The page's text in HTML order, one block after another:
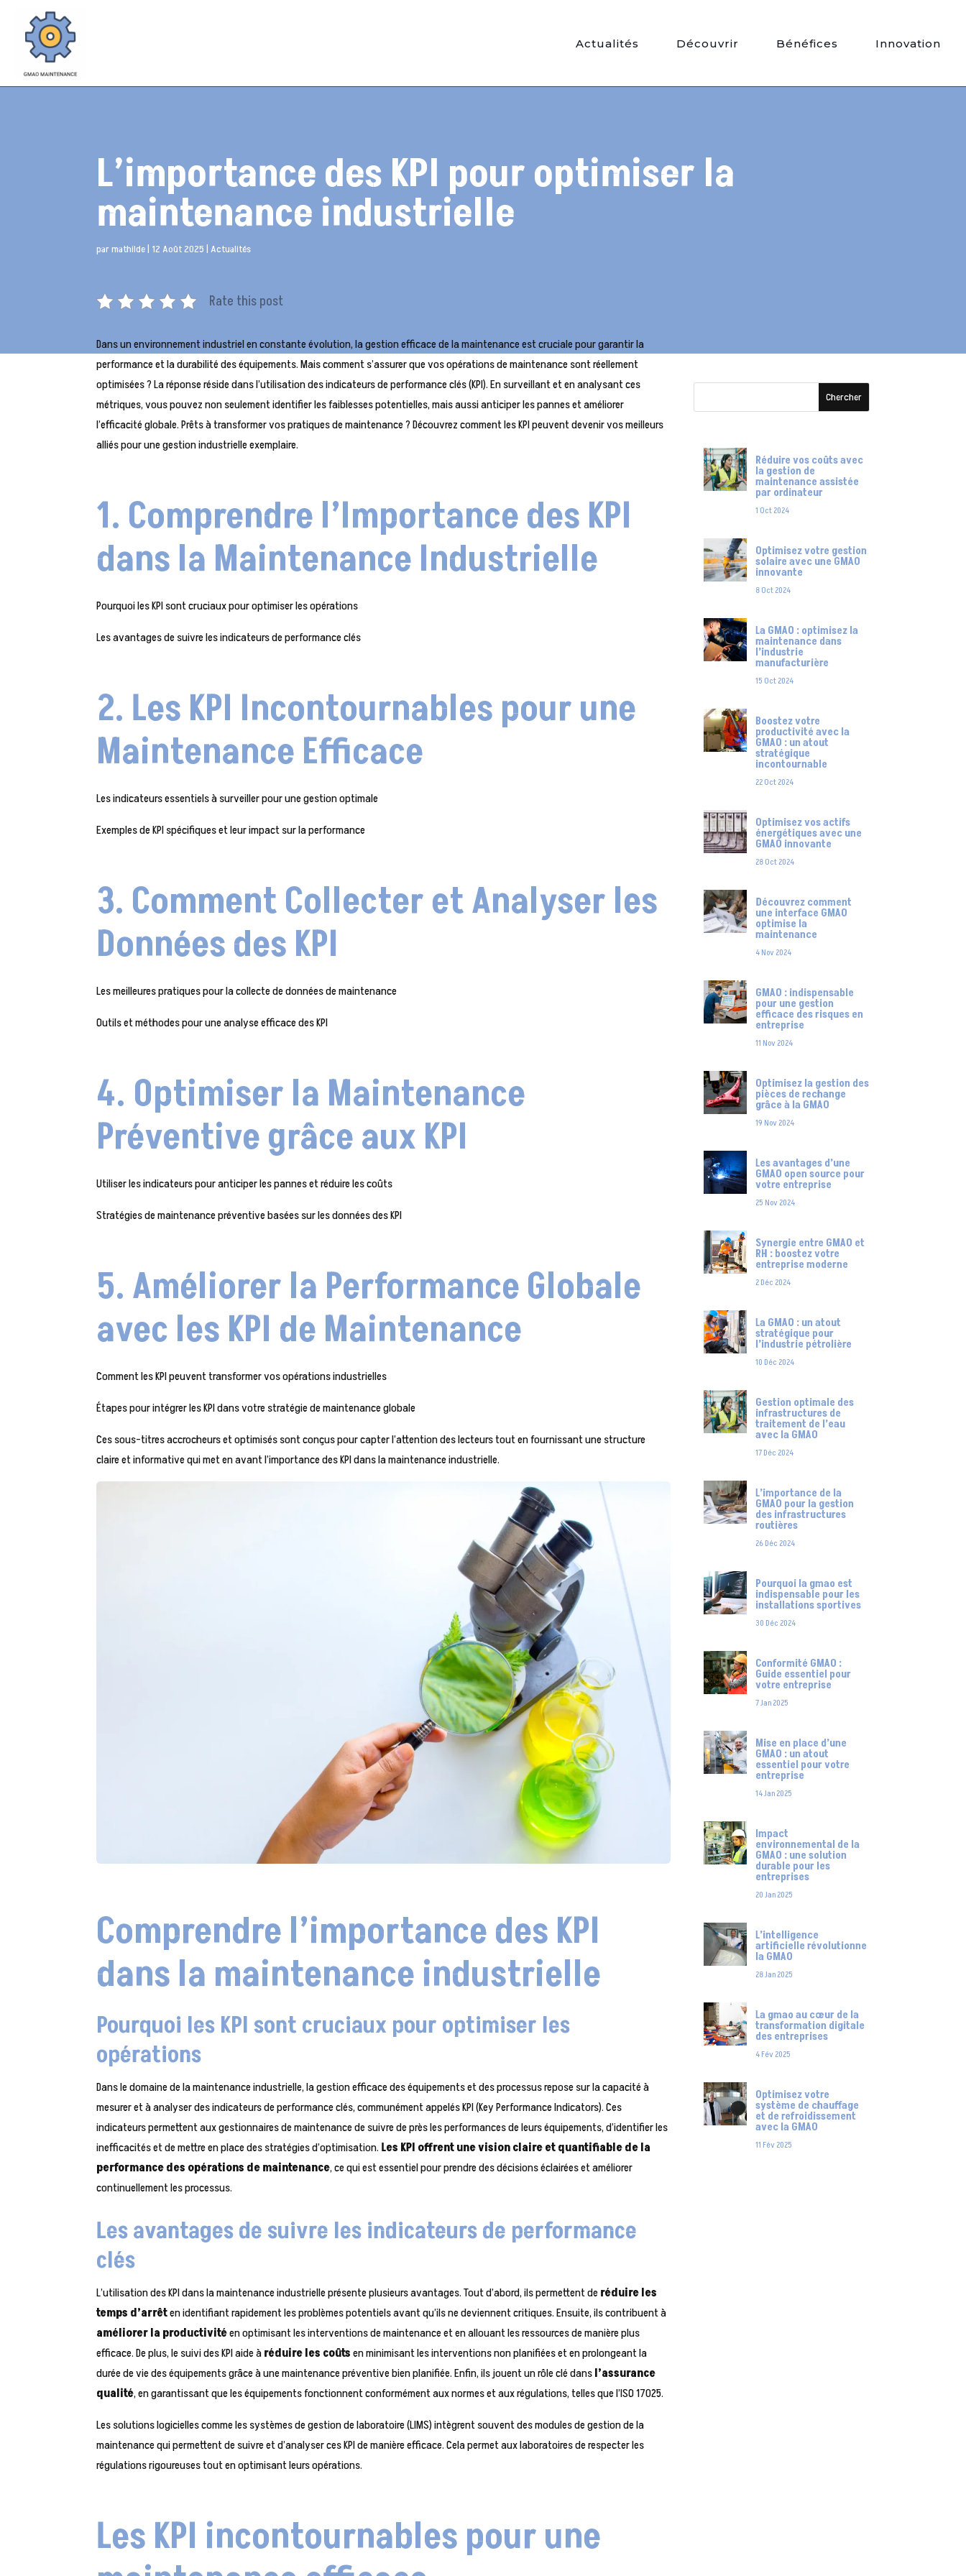
Actualités Découvrir Bénéfices Innovation
L’importance des KPI pour optimiser la
maintenance industrielle
parmathilde| 12 Août 2025 |Actualités
Rate this post
Dans un environnement industriel en constante évolution, la gestion efficace de la maintenance est cruciale pour garantir la
performance et la durabilité des équipements. Mais comment s’assurer que vos opérations de maintenance sont réellement
optimisées ? La réponse réside dans l’utilisation des indicateurs de performance clés (KPI). En surveillant et en analysant ces
métriques, vous pouvez non seulement identifier les faiblesses potentielles, mais aussi anticiper les pannes et améliorer
l’efficacité globale. Prêts à transformer vos pratiques de maintenance ? Découvrez comment les KPI peuvent devenir vos meilleurs
alliés pour une gestion industrielle exemplaire.
1. Comprendre l’Importance des KPI
dans la Maintenance Industrielle
Pourquoi les KPI sont cruciaux pour optimiser les opérations
Les avantages de suivre les indicateurs de performance clés
2. Les KPI Incontournables pour une
Maintenance Efficace
Les indicateurs essentiels à surveiller pour une gestion optimale
Exemples de KPI spécifiques et leur impact sur la performance
3. Comment Collecter et Analyser les
Données des KPI
Les meilleures pratiques pour la collecte de données de maintenance
Outils et méthodes pour une analyse efficace des KPI
4. Optimiser la Maintenance
Préventive grâce aux KPI
Utiliser les indicateurs pour anticiper les pannes et réduire les coûts
Stratégies de maintenance préventive basées sur les données des KPI
5. Améliorer la Performance Globale
avec les KPI de Maintenance
Comment les KPI peuvent transformer vos opérations industrielles
Étapes pour intégrer les KPI dans votre stratégie de maintenance globale
Ces sous-titres accrocheurs et optimisés sont conçus pour capter l’attention des lecteurs tout en fournissant une structure
claire et informative qui met en avant l’importance des KPI dans la maintenance industrielle.
Comprendre l’importance des KPI
dans la maintenance industrielle
Pourquoi les KPI sont cruciaux pour optimiser les
opérations
Dans le domaine de la maintenance industrielle, la gestion efficace des équipements et des processus repose sur la capacité à
mesurer et à analyser des indicateurs de performance clés, communément appelés KPI (Key Performance Indicators). Ces
indicateurs permettent aux gestionnaires de maintenance de suivre de près les performances de leurs équipements, d’identifier les
inefficacités et de mettre en place des stratégies d’optimisation. Les KPI offrent une vision claire et quantifiable de la
performance des opérations de maintenance, ce qui est essentiel pour prendre des décisions éclairées et améliorer
continuellement les processus.
Les avantages de suivre les indicateurs de performance
clés
L’utilisation des KPI dans la maintenance industrielle présente plusieurs avantages. Tout d’abord, ils permettent deréduire les
temps d’arrêten identifiant rapidement les problèmes potentiels avant qu’ils ne deviennent critiques. Ensuite, ils contribuent à
améliorer la productivitéen optimisant les interventions de maintenance et en allouant les ressources de manière plus
efficace. De plus, le suivi des KPI aide àréduire les coûtsen minimisant les interventions non planifiées et en prolongeant la
durée de vie des équipements grâce à une maintenance préventive bien planifiée. Enfin, ils jouent un rôle clé dansl’assurance
qualité, en garantissant que les équipements fonctionnent conformément aux normes et aux régulations, telles que l’ISO 17025.
Les solutions logicielles comme les systèmes de gestion de laboratoire (LIMS) intègrent souvent des modules de gestion de la
maintenance qui permettent de suivre et d’analyser ces KPI de manière efficace. Cela permet aux laboratoires de respecter les
régulations rigoureuses tout en optimisant leurs opérations.
Les KPI incontournables pour une
Réduire vos coûts avec
la gestion de
maintenance assistée
par ordinateur
1 Oct 2024
Optimisez votre gestion
solaire avec une GMAO
innovante
8 Oct 2024
La GMAO : optimisez la
maintenance dans
l’industrie
manufacturière
15 Oct 2024
Boostez votre
productivité avec la
GMAO : un atout
stratégique
incontournable
22 Oct 2024
Optimisez vos actifs
énergétiques avec une
GMAO innovante
28 Oct 2024
Découvrez comment
une interface GMAO
optimise la
maintenance
4 Nov 2024
GMAO : indispensable
pour une gestion
efficace des risques en
entreprise
11 Nov 2024
Optimisez la gestion des
pièces de rechange
grâce à la GMAO
19 Nov 2024
Les avantages d’une
GMAO open source pour
votre entreprise
25 Nov 2024
Synergie entre GMAO et
RH : boostez votre
entreprise moderne
2 Déc 2024
La GMAO : un atout
stratégique pour
l’industrie pétrolière
10 Déc 2024
Gestion optimale des
infrastructures de
traitement de l’eau
avec la GMAO
17 Déc 2024
L’importance de la
GMAO pour la gestion
des infrastructures
routières
26 Déc 2024
Pourquoi la gmao est
indispensable pour les
installations sportives
30 Déc 2024
Conformité GMAO :
Guide essentiel pour
votre entreprise
7 Jan 2025
Mise en place d’une
GMAO : un atout
essentiel pour votre
entreprise
14 Jan 2025
Impact
environnemental de la
GMAO : une solution
durable pour les
entreprises
20 Jan 2025
L’intelligence
artificielle révolutionne
la GMAO
28 Jan 2025
La gmao au cœur de la
transformation digitale
des entreprises
4 Fév 2025
Optimisez votre
système de chauffage
et de refroidissement
avec la GMAO
11 Fév 2025